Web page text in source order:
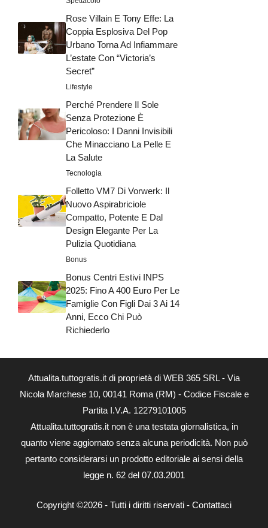
Rose Villain E Tony Effe: La
Coppia Esplosiva Del Pop
Urbano Torna Ad Infiammare
L’estate Con “Victoria’s
Secret”
Lifestyle
Perché Prendere Il Sole
Senza Protezione È
Pericoloso: I Danni Invisibili
Che Minacciano La Pelle E
La Salute
Tecnologia
Folletto VM7 Di Vorwerk: Il
Nuovo Aspirabriciole
Compatto, Potente E Dal
Design Elegante Per La
Pulizia Quotidiana
Bonus
Bonus Centri Estivi INPS
2025: Fino A 400 Euro Per Le
Famiglie Con Figli Dai 3 Ai 14
Anni, Ecco Chi Può
Richiederlo
Attualita.tuttogratis.it di proprietà di WEB 365 SRL - Via
Nicola Marchese 10, 00141 Roma (RM) - Codice Fiscale e
Partita I.V.A. 12279101005
Attualita.tuttogratis.it non è una testata giornalistica, in
quanto viene aggiornato senza alcuna periodicità. Non può
pertanto considerarsi un prodotto editoriale ai sensi della
legge n. 62 del 07.03.2001
Copyright ©2026 - Tutti i diritti riservati - Contattaci